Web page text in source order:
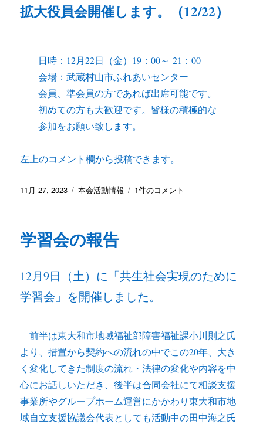
の
拡大役員会開催します。（12/22）
日時：12月22日（金）19：00～ 21：00
会場：武蔵村山市ふれあいセンター
会員、準会員の方であれば出席可能です。
初めての方も大歓迎です。皆様の積極的な
参加をお願い致します。
左上のコメント欄から投稿できます。
投
11月 27, 2023
カ
ー
本会活動情報
本
の
1件のコメント
学習会の報告
12月9日（土）に「共生社会実現のために
学習会」を開催しました。
前半は東大和市地域福祉部障害福祉課小川則之氏
より、措置から契約への流れの中でこの20年、大き
く変化してきた制度の流れ・法律の変化や内容を中
心にお話しいただき、後半は合同会社にて相談支援
事業所やグループホーム運営にかかわり東大和市地
域自立支援協議会代表としても活動中の田中海之氏